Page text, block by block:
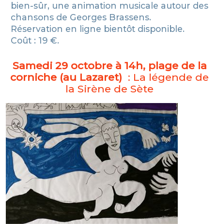
bien-sûr, une animation musicale autour des
chansons de Georges Brassens.
Réservation en ligne bientôt disponible.
Coût : 19 €.
Samedi 29 octobre à 14h, plage de la
corniche (au Lazaret) : La légende de
la Sirène de Sète